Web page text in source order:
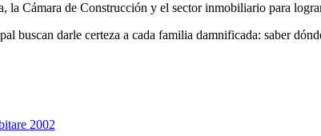
Cámara de Construcción y el sector inmobiliario para
darle certeza a cada familia damnificada: saber